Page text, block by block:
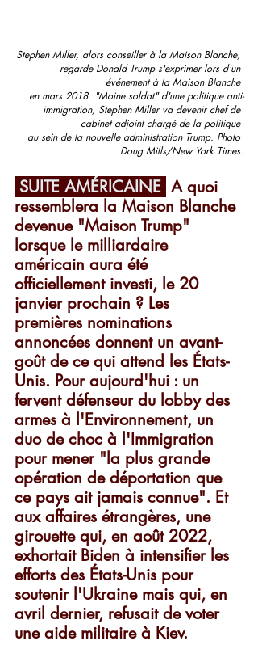
Stephen Miller, alors conseiller à la Maison Blanche,
regarde Donald Trump s'exprimer lors d'un
événement à la Maison Blanche
en mars 2018. "Moine soldat" d'une politique anti-
immigration, Stephen Miller va devenir chef de
cabinet adjoint chargé de la politique
au sein de la nouvelle administration Trump. Photo
Doug Mills/New York Times.
SUITE AMÉRICAINE A quoi
ressemblera la Maison Blanche
devenue "Maison Trump"
lorsque le milliardaire
américain aura été
officiellement investi, le 20
janvier prochain ? Les
premières nominations
annoncées donnent un avant-
goût de ce qui attend les États-
Unis. Pour aujourd'hui : un
fervent défenseur du lobby des
armes à l'Environnement, un
duo de choc à l'Immigration
pour mener "la plus grande
opération de déportation que
ce pays ait jamais connue". Et
aux affaires étrangères, une
girouette qui, en août 2022,
exhortait Biden à intensifier les
efforts des États-Unis pour
soutenir l'Ukraine mais qui, en
avril dernier, refusait de voter
une aide militaire à Kiev.